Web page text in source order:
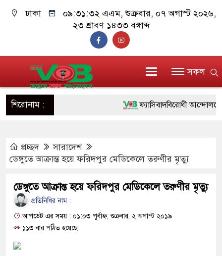
ঢাকা ০৯:৩১:৩৩ এএম, শুক্রবার, ০৭ অগাস্ট
২০২৬, ২৩ শ্রাবণ ১৪৩৩ বঙ্গাব্দ
সকল
শিরোনাম : ফ্যাসিবাদবিরোধী আন্দোলনে
সিল-স্বাক্ষর জালিয়াতি চক্রের পাঁচ
উদ্ধার
প্রচ্ছদ
সারাদেশ
ডেঙ্গুতে আক্রান্ত হয়ে ফরিদপুর মেডিকেলে তরুণীর মৃত্যু
ডেঙ্গুতে আক্রান্ত হয়ে ফরিদপুর মেডিকেলে তরুণীর মৃত্যু
প্রতিনিধির নাম :
আপডেট এর সময় : ০১:০৩ পূর্বাহ্ন, শুক্রবার, ২ অগাস্ট ২০১৯
১১৩ বার পঠিত হয়েছে